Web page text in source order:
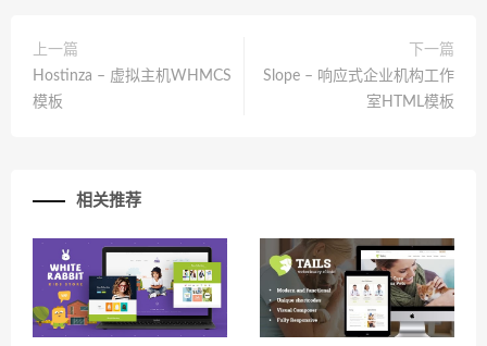
上一篇
Hostinza – 虚拟主机WHMCS
模板
下一篇
Slope – 响应式企业机构工作
室HTML模板
相关推荐